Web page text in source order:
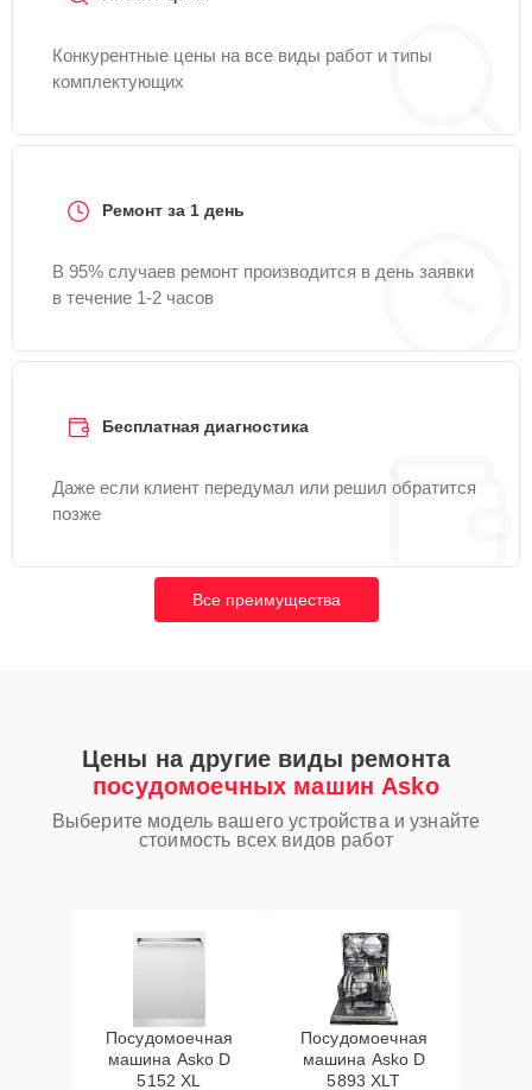
Конкурентные цены на все виды работ и типы
комплектующих
Ремонт за 1 день
В 95% случаев ремонт производится в день заявки
в течение 1-2 часов
Бесплатная диагностика
Даже если клиент передумал или решил обратится
позже
Все преимущества
Цены на другие виды ремонта
посудомоечных машин Asko
Выберите модель вашего устройства и узнайте
стоимость всех видов работ
Посудомоечная
машина Asko D
5152 XL
Посудомоечная
машина Asko D
5893 XLT